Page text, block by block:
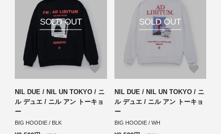
SOLD OUT
NIL DUE / NIL UN TOKYO / ニ
ル デュエ / ニル アン トーキョ
ー
BIG HOODIE / BLK
SOLD OUT
NIL DUE / NIL UN TOKYO / ニ
ル デュエ / ニル アン トーキョ
ー
BIG HOODIE / WH